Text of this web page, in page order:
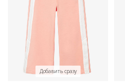
Добавить сразу